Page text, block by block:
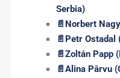
Serbia)
📄 Norbert
📄 Petr Ostadal
📄Zoltán Papp
📄Alina Pârvu